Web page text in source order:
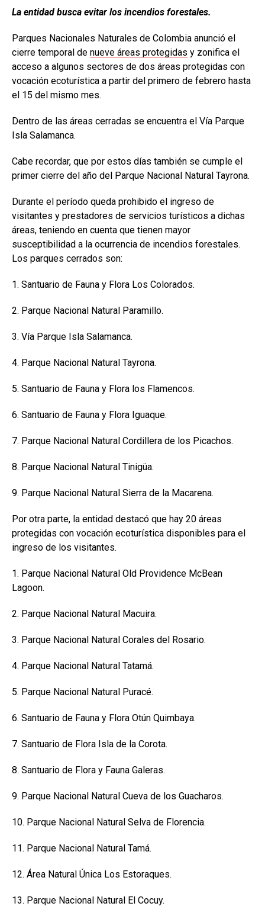
La entidad busca evitar los incendios forestales.
Parques Nacionales Naturales de Colombia anunció el
cierre temporal de nueve áreas protegidas y zonifica el
acceso a algunos sectores de dos áreas protegidas con
vocación ecoturística a partir del primero de febrero hasta
el 15 del mismo mes.
Dentro de las áreas cerradas se encuentra el Vía Parque
Isla Salamanca.
Cabe recordar, que por estos días también se cumple el
primer cierre del año del Parque Nacional Natural Tayrona.
Durante el período queda prohibido el ingreso de
visitantes y prestadores de servicios turísticos a dichas
áreas, teniendo en cuenta que tienen mayor
susceptibilidad a la ocurrencia de incendios forestales.
Los parques cerrados son:
1. Santuario de Fauna y Flora Los Colorados.
2. Parque Nacional Natural Paramillo.
3. Vía Parque Isla Salamanca.
4. Parque Nacional Natural Tayrona.
5. Santuario de Fauna y Flora los Flamencos.
6. Santuario de Fauna y Flora Iguaque.
7. Parque Nacional Natural Cordillera de los Picachos.
8. Parque Nacional Natural Tinigüa.
9. Parque Nacional Natural Sierra de la Macarena.
Por otra parte, la entidad destacó que hay 20 áreas
protegidas con vocación ecoturística disponibles para el
ingreso de los visitantes.
1. Parque Nacional Natural Old Providence McBean
Lagoon.
2. Parque Nacional Natural Macuira.
3. Parque Nacional Natural Corales del Rosario.
4. Parque Nacional Natural Tatamá.
5. Parque Nacional Natural Puracé.
6. Santuario de Fauna y Flora Otún Quimbaya.
7. Santuario de Flora Isla de la Corota.
8. Santuario de Flora y Fauna Galeras.
9. Parque Nacional Natural Cueva de los Guacharos.
10. Parque Nacional Natural Selva de Florencia.
11. Parque Nacional Natural Tamá.
12. Área Natural Única Los Estoraques.
13. Parque Nacional Natural El Cocuy.